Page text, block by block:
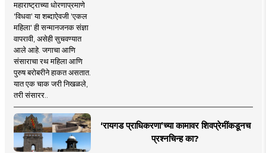
महाराष्ट्राच्या धोरणाप्रमाणे
'विधवा' या शब्दाऐवजी 'एकल
महिला' ही सन्मानजनक संज्ञा
वापरावी, असेही सुचवण्यात
आले आहे. जगाचा आणि
संसाराचा रथ महिला आणि
पुरुष बरोबरीने हाकत असतात.
यात एक चाक जरी निखळले,
तरी संसारर..
‘रायगड प्राधिकरणा’च्या कामावर शिवप्रेमींकडूनच
प्रश्नचिन्ह का?